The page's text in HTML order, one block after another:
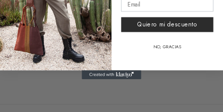
Sustainable Bag Bruna
Desde
64,00€
Sustainable Bag Blue
Quiero mi descuento
NO, GRACIAS